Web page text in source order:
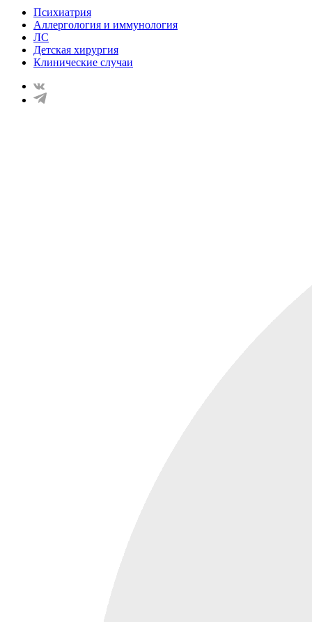
Психиатрия
Аллергология и иммунология
ЛС
Детская хирургия
Клинические случаи